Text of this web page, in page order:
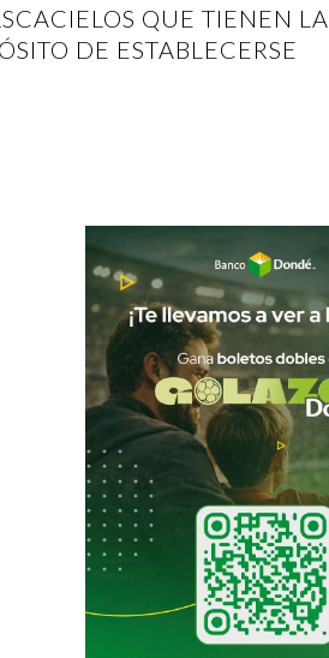
QUE TIENEN LA
DE ESTABLECERSE